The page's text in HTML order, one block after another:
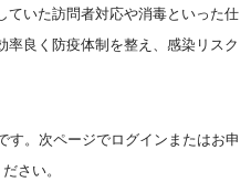
いた訪問者対応や消毒といった仕
良く防疫体制を整え、感染リスク
す。次ページでログインまたはお申
さい。